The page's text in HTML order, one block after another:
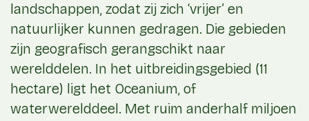
landschappen, zodat zij zich ‘vrijer’ en
natuurlijker kunnen gedragen. Die gebieden
zijn geografisch gerangschikt naar
werelddelen. In het uitbreidingsgebied (11
hectare) ligt het Oceanium, of
waterwerelddeel. Met ruim anderhalf miljoen